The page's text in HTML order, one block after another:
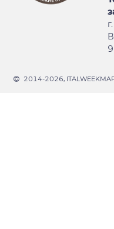
2014-2026,